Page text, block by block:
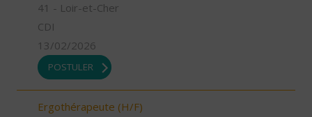
41 - Loir-et-Cher
CDI
13/02/2026
POSTULER
Ergothérapeute (H/F)